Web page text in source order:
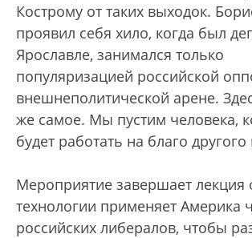
Кострому от таких выходок.
проявил себя хило, когда был
Ярославле, занимался только
популяризацией российской
внешнеполитической арене.
же самое. Мы пустим человека,
будет работать на благо другого
Мероприятие завершает лекция
технологии применяет Америка
российских либералов, чтобы